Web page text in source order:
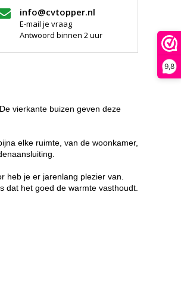
9,8
info@cvtopper.nl
E-mail je vraag
Antwoord binnen 2 uur
vierkante buizen geven deze
elke ruimte, van de woonkamer,
heb je er jarenlang plezier van.
dat het goed de warmte vasthoudt.